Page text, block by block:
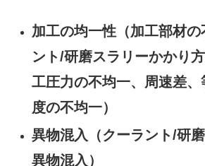
加工の均一性（加工部材の
ント/研磨スラリーかかり
工圧力の不均一、周速差
度の不均一）
異物混入（クーラント/研
異物混入）